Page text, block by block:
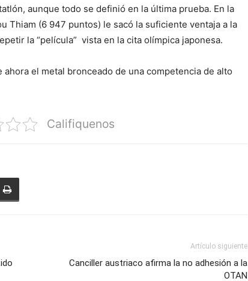
aunque todo se definió en la última prueba. En la
Thiam (6 947 puntos) le sacó la suficiente ventaja a la
la “película” vista en la cita olímpica japonesa.
el metal bronceado de una competencia de alto
Califiquenos
Artículo siguiente
Canciller austriaco afirma la no adhesión a la
OTAN